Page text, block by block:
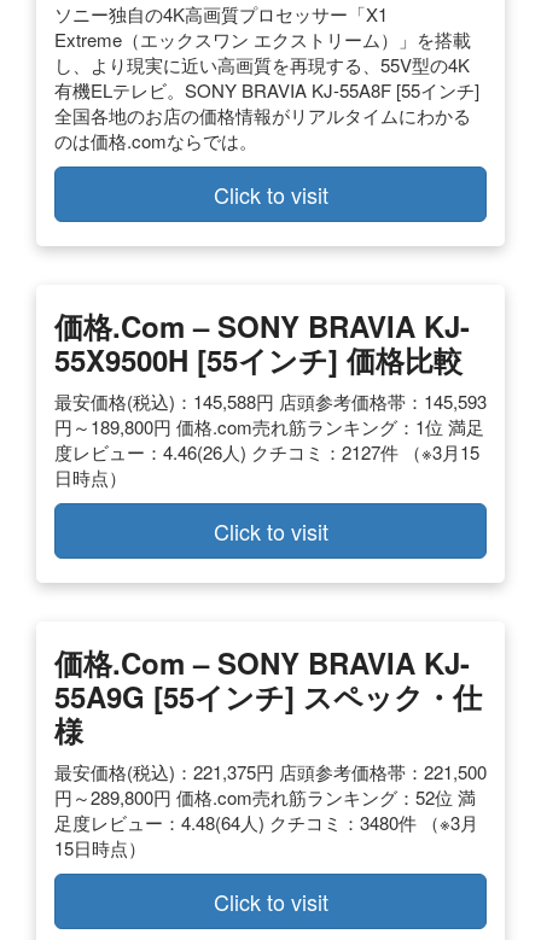
ソニー独自の4K高画質プロセッサー「X1
Extreme（エックスワン エクストリーム）」を搭載
し、より現実に近い高画質を再現する、55V型の4K
有機ELテレビ。SONY BRAVIA KJ-55A8F [55インチ]
全国各地のお店の価格情報がリアルタイムにわかる
のは価格.comならでは。
Click to visit
価格.com – SONY BRAVIA KJ-
55X9500H [55インチ] 価格比較
最安価格(税込)：145,588円 店頭参考価格帯：145,593
円～189,800円 価格.com売れ筋ランキング：1位 満足
度レビュー：4.46(26人) クチコミ：2127件 （※3月15
日時点）
Click to visit
価格.com – SONY BRAVIA KJ-
55A9G [55インチ] スペック・仕
様
最安価格(税込)：221,375円 店頭参考価格帯：221,500
円～289,800円 価格.com売れ筋ランキング：52位 満
足度レビュー：4.48(64人) クチコミ：3480件 （※3月
15日時点）
Click to visit